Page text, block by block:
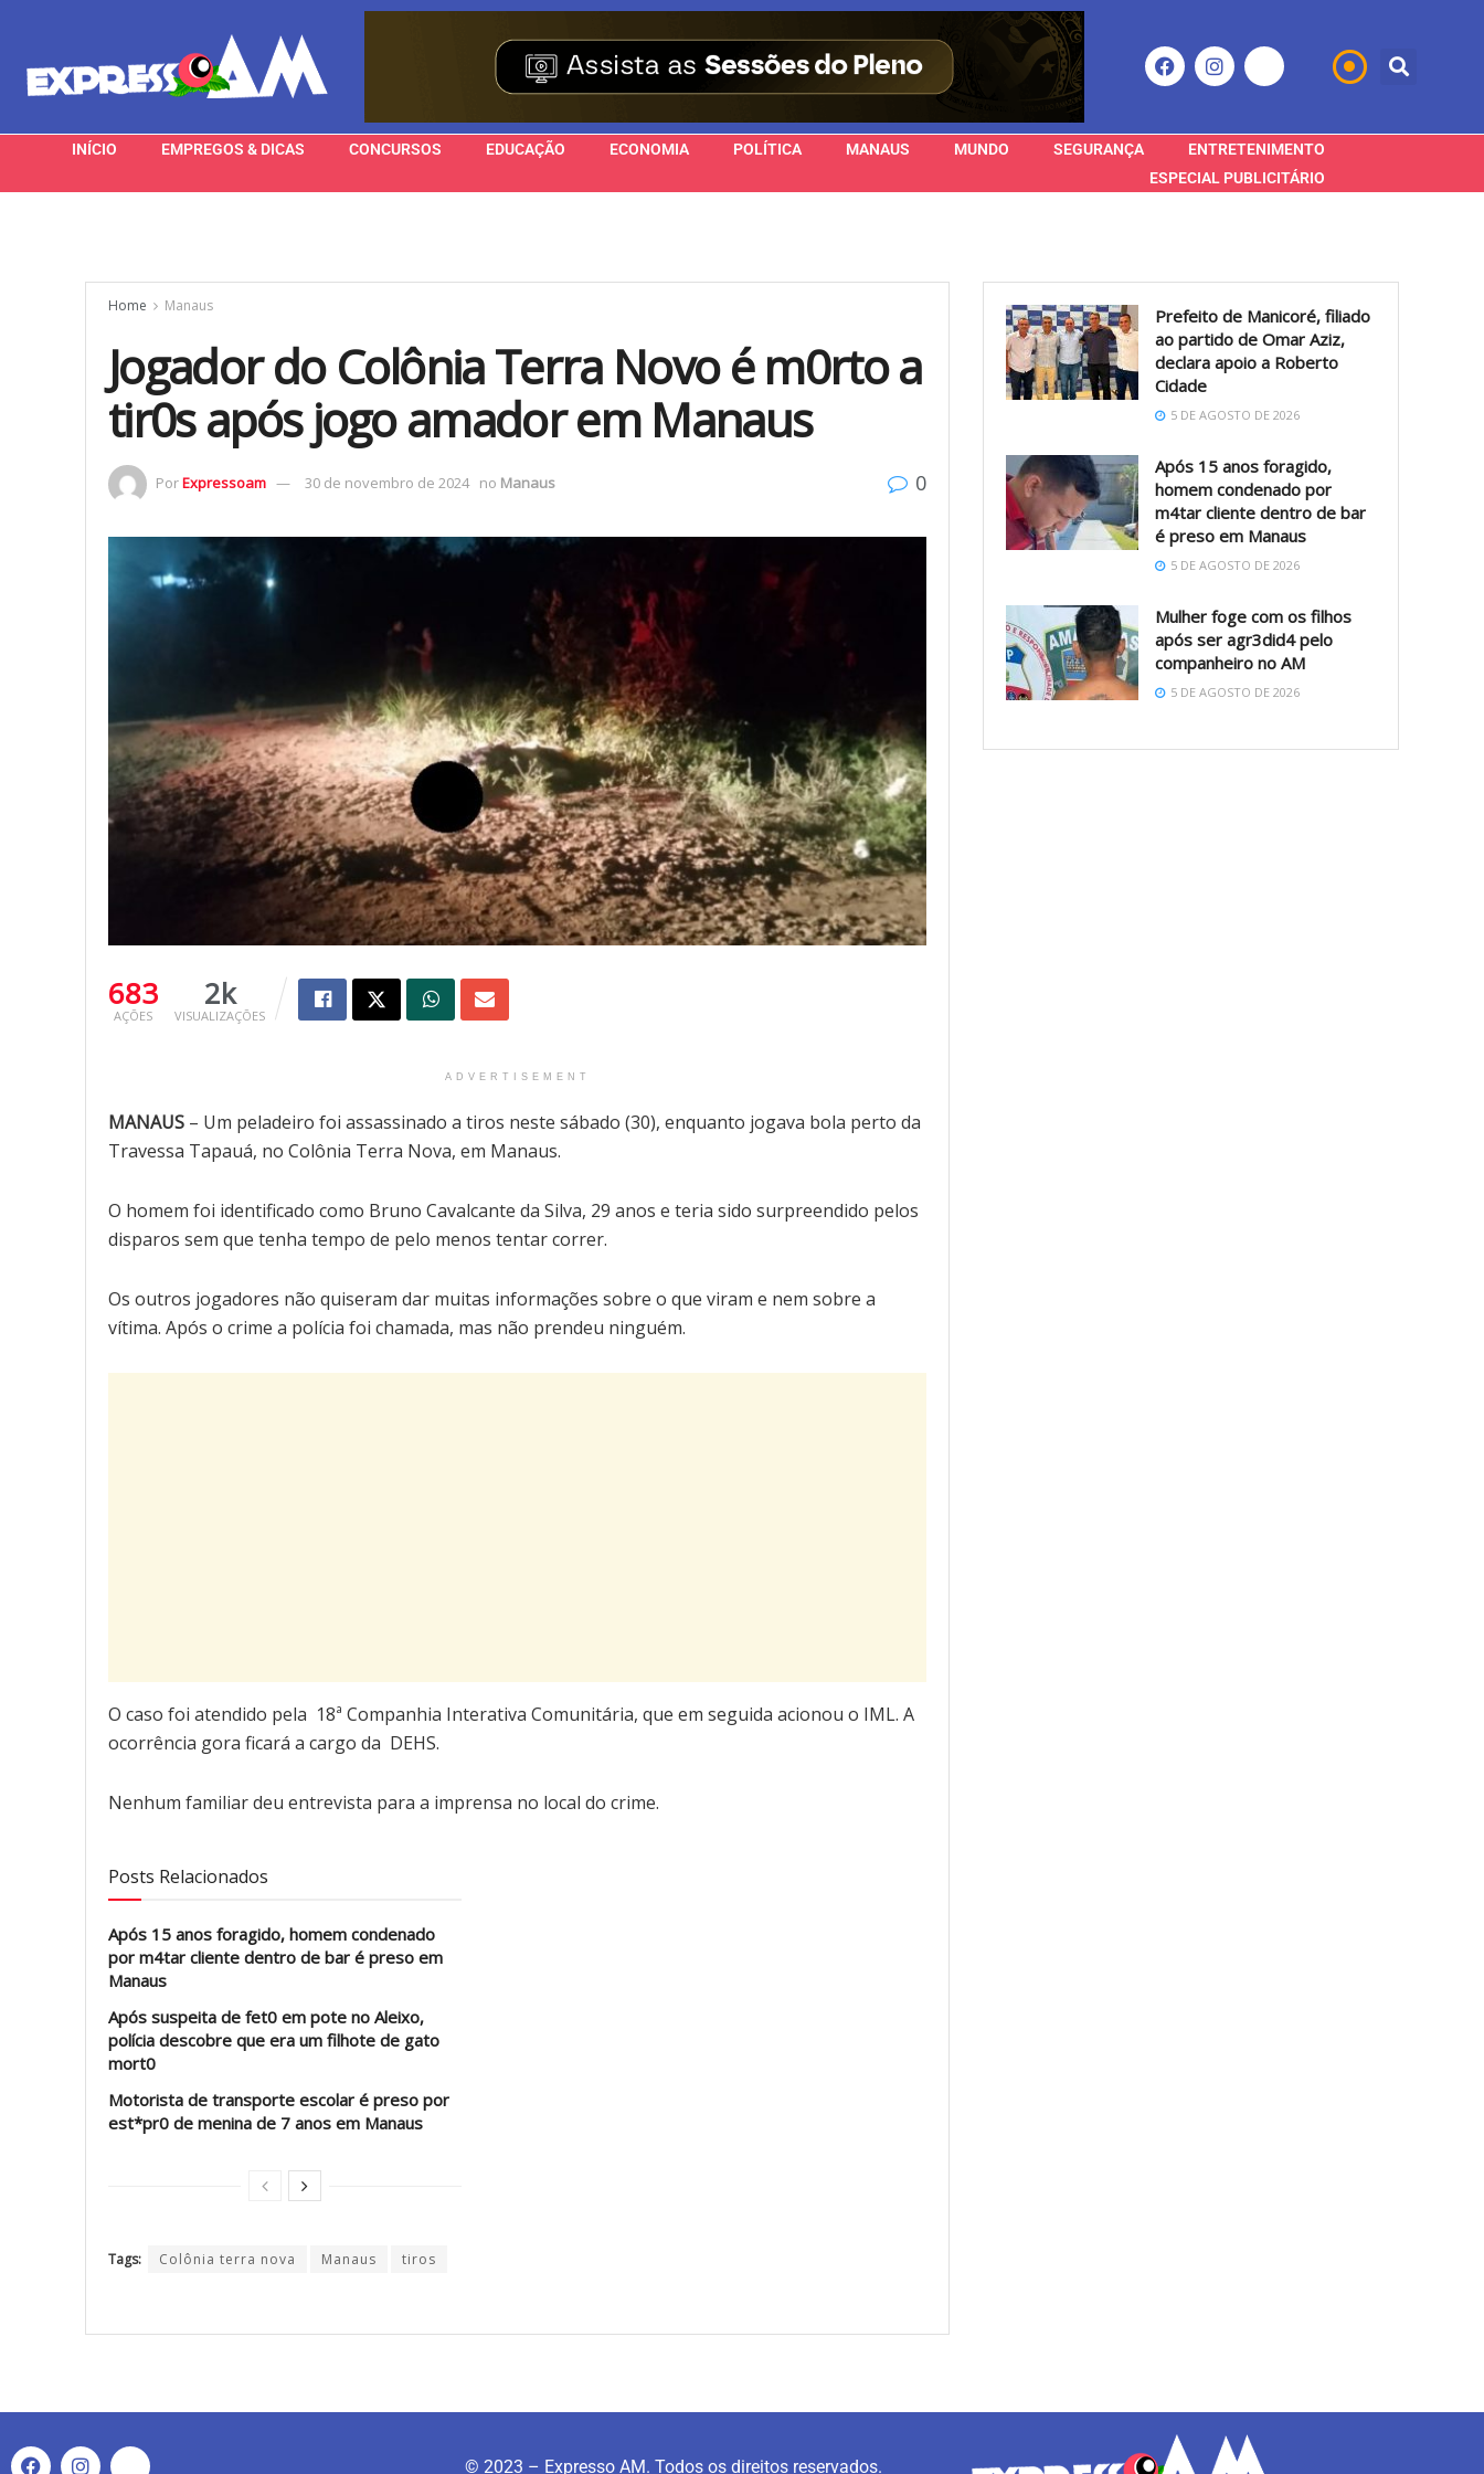
INÍCIO EMPREGOS & DICAS CONCURSOS EDUCAÇÃO ECONOMIA POLÍTICA MANAUS MUNDO SEGURANÇA
ENTRETENIMENTO
ESPECIAL PUBLICITÁRIO
Home Manaus
Jogador do Colônia Terra Novo é m0rto a
tir0s após jogo amador em Manaus
PorExpressoam 30 de novembro de 2024 no Manaus 0
683
AÇÕES
2k
VISUALIZAÇÕES
ADVERTISEMENT
MANAUS – Um peladeiro foi assassinado a tiros neste sábado (30), enquanto jogava bola perto da
Travessa Tapauá, no Colônia Terra Nova, em Manaus.
O homem foi identificado como Bruno Cavalcante da Silva, 29 anos e teria sido surpreendido pelos
disparos sem que tenha tempo de pelo menos tentar correr.
Os outros jogadores não quiseram dar muitas informações sobre o que viram e nem sobre a
vítima. Após o crime a polícia foi chamada, mas não prendeu ninguém.
O caso foi atendido pela 18ª Companhia Interativa Comunitária, que em seguida acionou o IML. A
ocorrência gora ficará a cargo da DEHS.
Nenhum familiar deu entrevista para a imprensa no local do crime.
Posts Relacionados
Após 15 anos foragido, homem condenado
por m4tar cliente dentro de bar é preso em
Manaus
Após suspeita de fet0 em pote no Aleixo,
polícia descobre que era um filhote de gato
mort0
Motorista de transporte escolar é preso por
est*pr0 de menina de 7 anos em Manaus
Tags: Colônia terra nova Manaus tiros
Prefeito de Manicoré, filiado
ao partido de Omar Aziz,
declara apoio a Roberto
Cidade
5 DE AGOSTO DE 2026
Após 15 anos foragido,
homem condenado por
m4tar cliente dentro de bar
é preso em Manaus
5 DE AGOSTO DE 2026
Mulher foge com os filhos
após ser agr3did4 pelo
companheiro no AM
5 DE AGOSTO DE 2026
© 2023 – Expresso AM. Todos os direitos reservados.